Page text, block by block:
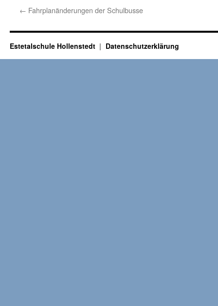
← Fahrplanänderungen der Schulbusse
Estetalschule Hollenstedt Datenschutzerklärung